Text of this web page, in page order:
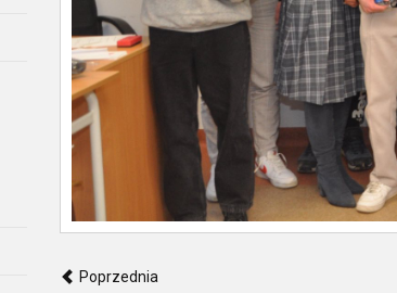
Poprzednia